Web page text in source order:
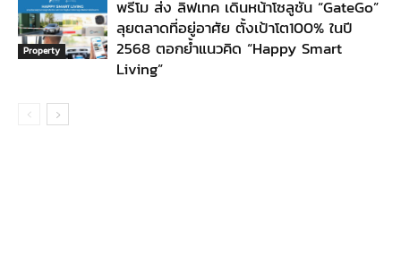
Property
พรีโม ส่ง ลิฟเทค เดินหน้าโซลูชัน “GateGo”
ลุยตลาดที่อยู่อาศัย ตั้งเป้าโต100% ในปี
2568 ตอกย้ำแนวคิด “Happy Smart
Living”